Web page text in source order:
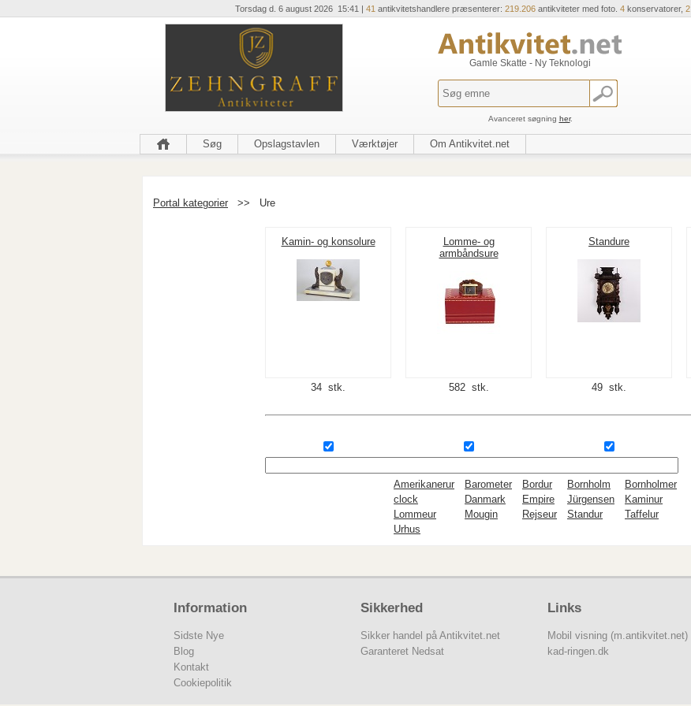
Torsdag d. 6 august 2026 15:41 | 41 antikvitetshandlere præsenterer: 219.206 antikviteter med foto. 4 konservatorer, 2
Gamle Skatte - Ny Teknologi
Avanceret søgning her.
Søg Opslagstavlen Værktøjer Om Antikvitet.net
Portal kategorier >> Ure
Kamin- og konsolure
Lomme- og
armbåndsure
Standure
34 stk. 582 stk. 49 stk.
Amerikanerur Barometer Bordur Bornholm
Bornholmer
clock
Danmark Empire Jürgensen
Kaminur
Lommeur
Mougin Rejseur Standur
Taffelur
Urhus
Information
Sidste Nye
Blog
Kontakt
Cookiepolitik
Sikkerhed
Sikker handel på Antikvitet.net
Garanteret Nedsat
Links
Mobil visning (m.antikvitet.net)
kad-ringen.dk